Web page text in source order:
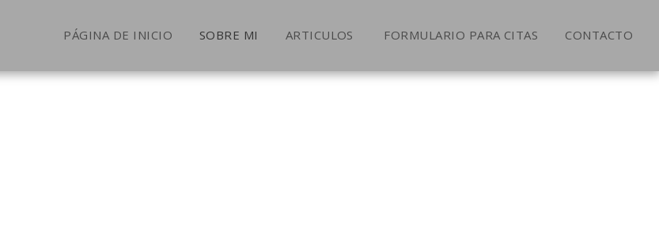
PÁGINA DE INICIO SOBRE MI ARTICULOS FORMULARIO PARA CITAS CONTACTO